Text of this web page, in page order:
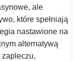
ale
które spełniają
nastawione na
alternatywą